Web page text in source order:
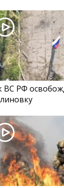
ВС РФ